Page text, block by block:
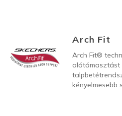
Arch Fit
Arch Fit®
kényelmesebb